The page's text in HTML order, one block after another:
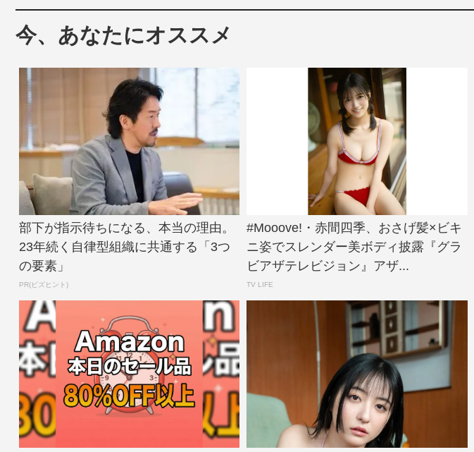
今、あなたにオススメ
部下が指示待ちになる、本当の理由。
23年続く自律型組織に共通する「3つ
の要素」
PR(ビズヒント)
#Mooove!・赤間四季、おさげ髪×ビキ
ニ姿でスレンダー美ボディ披露『グラ
ビアザテレビジョン』アザ...
TV LIFE